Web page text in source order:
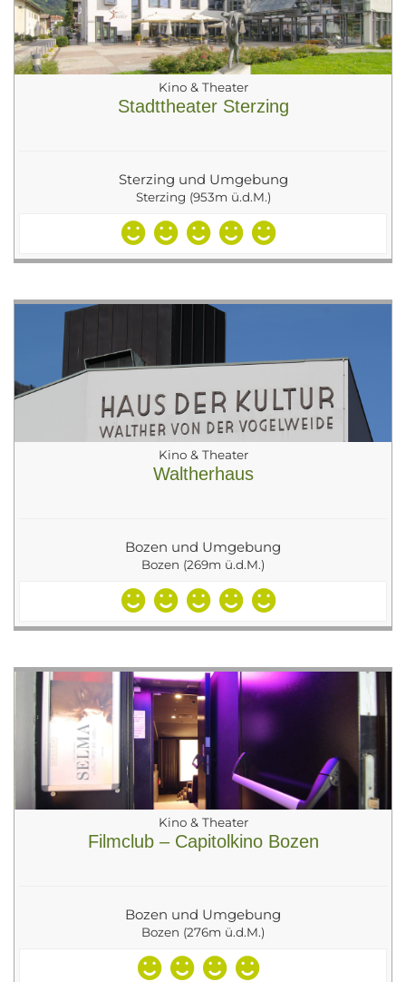
Kino & Theater
Stadttheater Sterzing
Sterzing und Umgebung
Sterzing (953m ü.d.M.)
Kino & Theater
Waltherhaus
Bozen und Umgebung
Bozen (269m ü.d.M.)
Kino & Theater
Filmclub – Capitolkino Bozen
Bozen und Umgebung
Bozen (276m ü.d.M.)